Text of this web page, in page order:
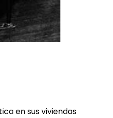
en sus viviendas